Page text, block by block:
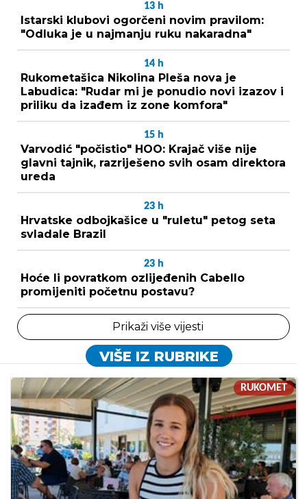
13 h
Istarski klubovi ogorčeni novim pravilom:
"Odluka je u najmanju ruku nakaradna"
14 h
Rukometašica Nikolina Pleša nova je
Labudica: "Rudar mi je ponudio novi izazov i
priliku da izađem iz zone komfora"
15 h
Varvodić "počistio" HOO: Krajač više nije
glavni tajnik, razriješeno svih osam direktora
ureda
23 h
Hrvatske odbojkašice u "ruletu" petog seta
svladale Brazil
23 h
Hoće li povratkom ozlijeđenih Cabello
promijeniti početnu postavu?
Prikaži više vijesti
VIŠE IZ RUBRIKE
RUKOMET